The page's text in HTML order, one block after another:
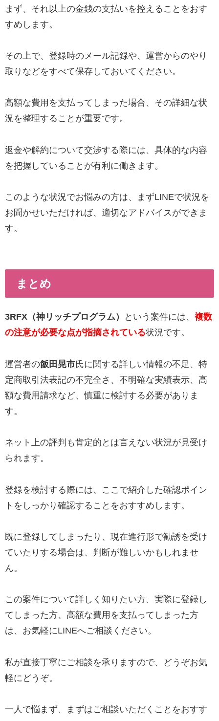
まず、それ以上の金銭の支払いを控えることをおす
すめします。
その上で、登録時のメール記録や、運営からのやり
取りなどをすべて保存しておいてください。
高額な費用を支払ってしまった場合、その詳細な状
況を整理することが重要です。
返金や解約について交渉する際には、具体的な内容
を把握していることが有利に働きます。
このような状況でお悩みの方は、まずLINEで状況を
お聞かせいただければ、適切なアドバイスができま
す。
まとめ
3RFX（神リッチプログラム） という案件には、 複数
の注意が必要な点が指摘されている状況です。
運営者の飯田晃市氏に関する詳しい情報の不足、特
定商取引法表記の不完全さ、不明確な実績表示、高
額な費用請求など、慎重に検討する必要がありま
す。
ネット上の評判も肯定的とは言えない状況が見受け
られます。
登録を検討する際には、ここで紹介した確認ポイン
トをしっかり確認することをおすすめします。
既に登録してしまったり、現在進行形で勧誘を受け
ていたりする場合は、判断が難しいかもしれませ
ん。
この案件について詳しく知りたい方、実際に登録し
てしまった方、高額な費用を支払ってしまった方
は、お気軽にLINEへご相談ください。
私が直接丁寧にご相談を承りますので、どうぞお気
軽にどうぞ。
一人で悩まず、まずはご相談いただくことをおすす